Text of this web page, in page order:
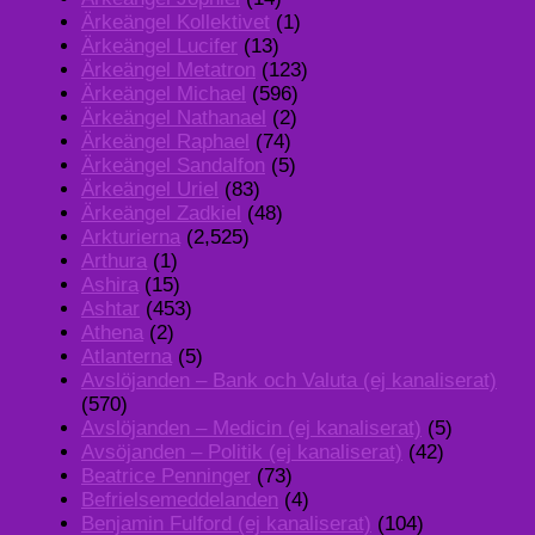
Ärkeängel Kollektivet (1)
Ärkeängel Lucifer (13)
Ärkeängel Metatron (123)
Ärkeängel Michael (596)
Ärkeängel Nathanael (2)
Ärkeängel Raphael (74)
Ärkeängel Sandalfon (5)
Ärkeängel Uriel (83)
Ärkeängel Zadkiel (48)
Arkturierna (2,525)
Arthura (1)
Ashira (15)
Ashtar (453)
Athena (2)
Atlanterna (5)
Avslöjanden – Bank och Valuta (ej kanaliserat)
(570)
Avslöjanden – Medicin (ej kanaliserat) (5)
Avsöjanden – Politik (ej kanaliserat) (42)
Beatrice Penninger (73)
Befrielsemeddelanden (4)
Benjamin Fulford (ej kanaliserat) (104)